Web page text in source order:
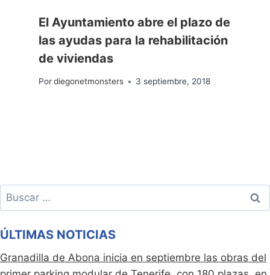
El Ayuntamiento abre el plazo de
las ayudas para la rehabilitación
de viviendas
Pordiegonetmonsters 3 septiembre, 2018
Buscar:
ÚLTIMAS NOTICIAS
Granadilla de Abona inicia en septiembre las obras del